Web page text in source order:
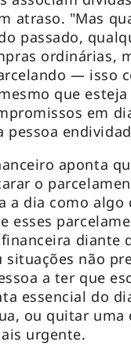
atraso. "Mas
passado,
ordinárias,
— isso
que
em
pessoa
aponta
o
a dia como algo
esses
diante
não
a ter que
essencial do
ou quitar uma
urgente.